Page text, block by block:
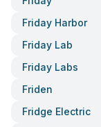
Friday Harbor
Friday Lab
Friday Labs
Friden
Fridge Electric